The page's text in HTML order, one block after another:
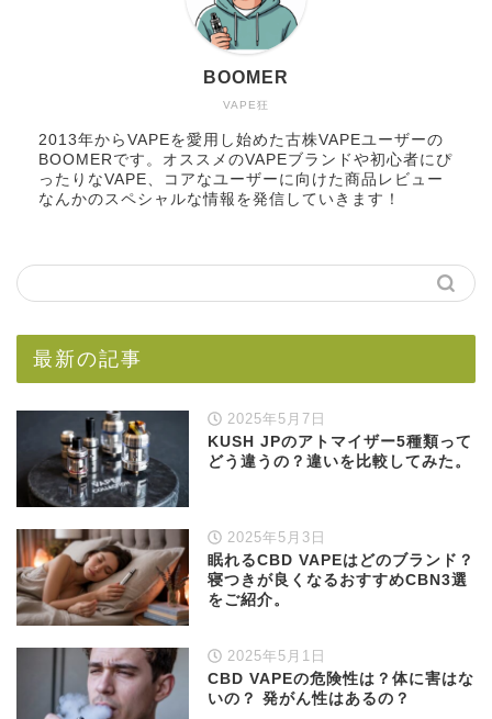
VAPE狂
BOOMER
2013年からVAPEを愛用し始めた古株VAPEユーザーの
BOOMERです。オススメのVAPEブランドや初心者にぴ
ったりなVAPE、コアなユーザーに向けた商品レビュー
なんかのスペシャルな情報を発信していきます！
最新の記事
2025年5月7日
KUSH JPのアトマイザー5種類って
どう違うの？違いを比較してみた。
2025年5月3日
眠れるCBD VAPEはどのブランド？
寝つきが良くなるおすすめCBN3選
をご紹介。
2025年5月1日
CBD VAPEの危険性は？体に害はな
いの？ 発がん性はあるの？